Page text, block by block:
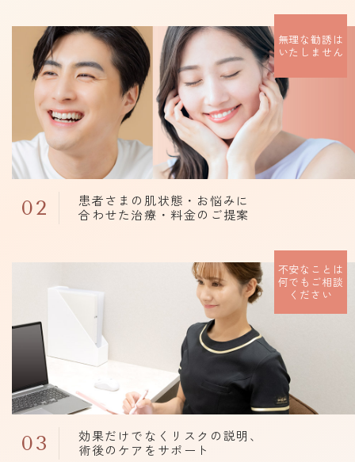
無理な勧誘は
いたしません
02
患者さまの肌状態・お悩みに
合わせた治療・料金のご提案
不安なことは
何でもご相談
ください
03
効果だけでなくリスクの説明、
術後のケアをサポート